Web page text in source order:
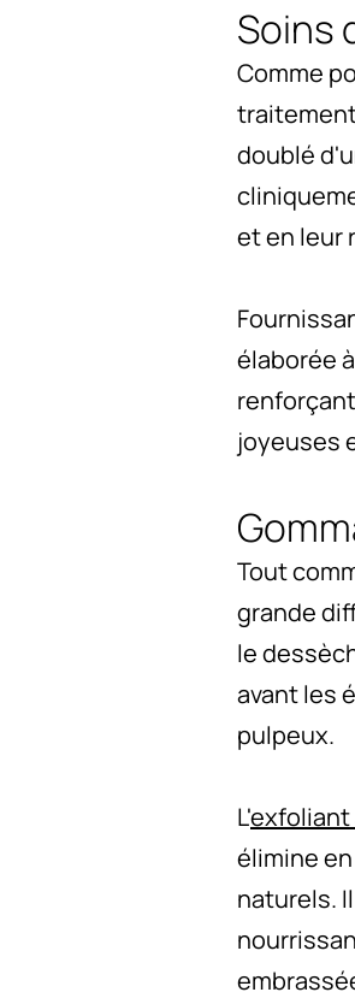
Soins
Comme
doublé
et en leur
élaborée
joyeuses
Tout
grande
le
avant les
pulpeux.
L'exfoliant
élimine
naturels.